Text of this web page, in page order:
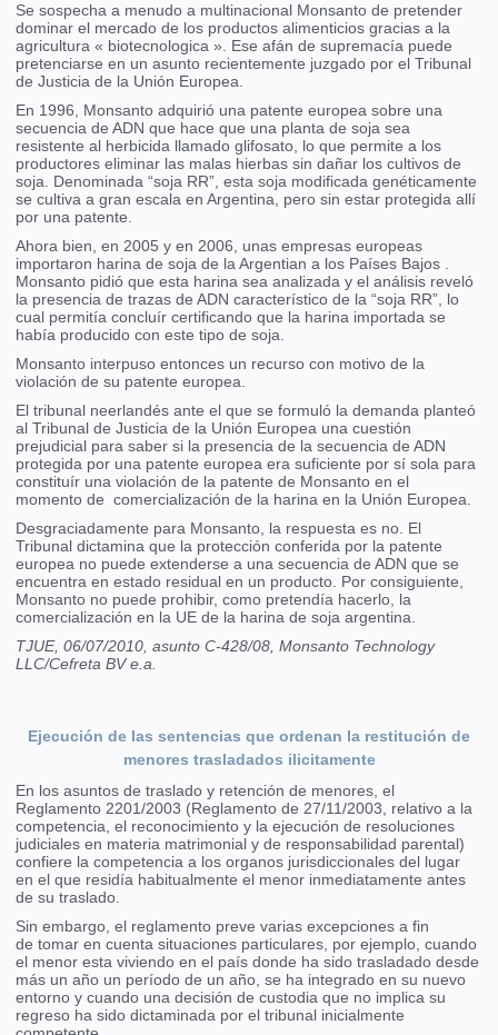
Se sospecha a menudo a multinacional Monsanto de pretender
dominar el mercado de los productos alimenticios gracias a la
agricultura « biotecnologica ». Ese afán de supremacía puede
pretenciarse en un asunto recientemente juzgado por el Tribunal
de Justicia de la Unión Europea.
En 1996, Monsanto adquirió una patente europea sobre una
secuencia de ADN que hace que una planta de soja sea
resistente al herbicida llamado glifosato, lo que permite a los
productores eliminar las malas hierbas sin dañar los cultivos de
soja. Denominada “soja RR”, esta soja modificada genéticamente
se cultiva a gran escala en Argentina, pero sin estar protegida allí
por una patente.
Ahora bien, en 2005 y en 2006, unas empresas europeas
importaron harina de soja de la Argentian a los Países Bajos .
Monsanto pidió que esta harina sea analizada y el análisis reveló
la presencia de trazas de ADN característico de la “soja RR”, lo
cual permitía concluír certificando que la harina importada se
había producido con este tipo de soja.
Monsanto interpuso entonces un recurso con motivo de la
violación de su patente europea.
El tribunal neerlandés ante el que se formuló la demanda planteó
al Tribunal de Justicia de la Unión Europea una cuestión
prejudicial para saber si la presencia de la secuencia de ADN
protegida por una patente europea era suficiente por sí sola para
constituír una violación de la patente de Monsanto en el
momento de comercialización de la harina en la Unión Europea.
Desgraciadamente para Monsanto, la respuesta es no. El
Tribunal dictamina que la protección conferida por la patente
europea no puede extenderse a una secuencia de ADN que se
encuentra en estado residual en un producto. Por consiguiente,
Monsanto no puede prohibir, como pretendía hacerlo, la
comercialización en la UE de la harina de soja argentina.
TJUE, 06/07/2010, asunto C-428/08, Monsanto Technology
LLC/Cefreta BV e.a.
Ejecución de las sentencias que ordenan la restitución de
menores trasladados ilicitamente
En los asuntos de traslado y retención de menores, el
Reglamento 2201/2003 (Reglamento de 27/11/2003, relativo a la
competencia, el reconocimiento y la ejecución de resoluciones
judiciales en materia matrimonial y de responsabilidad parental)
confiere la competencia a los organos jurisdiccionales del lugar
en el que residía habitualmente el menor inmediatamente antes
de su traslado.
Sin embargo, el reglamento preve varias excepciones a fin
de tomar en cuenta situaciones particulares, por ejemplo, cuando
el menor esta viviendo en el país donde ha sido trasladado desde
más un año un período de un año, se ha integrado en su nuevo
entorno y cuando una decisión de custodia que no implica su
regreso ha sido dictaminada por el tribunal inicialmente